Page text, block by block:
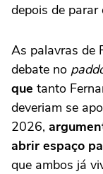
depois de parar
As palavras de
debate no
que tanto
deveriam se
2026,
abrir espaço
que ambos já